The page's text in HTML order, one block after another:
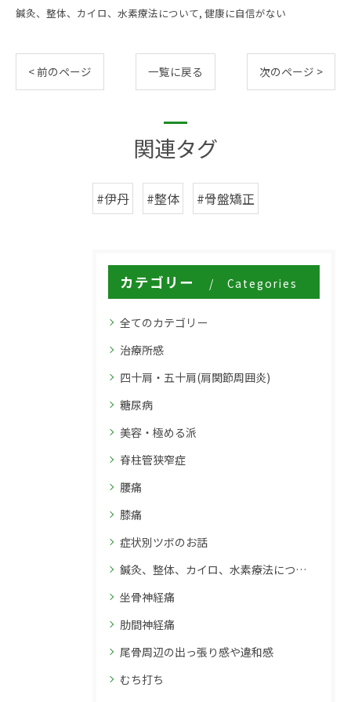
鍼灸、整体、カイロ、水素療法について 健康に自信がない
< 前のページ 一覧に戻る 次のページ >
関連タグ
#伊丹 #整体 #骨盤矯正
カテゴリー Categories
全てのカテゴリー
治療所感
四十肩・五十肩(肩関節周囲炎)
糖尿病
美容・極める派
脊柱管狭窄症
腰痛
膝痛
症状別ツボのお話
鍼灸、整体、カイロ、水素療法について
坐骨神経痛
肋間神経痛
尾骨周辺の出っ張り感や違和感
むち打ち